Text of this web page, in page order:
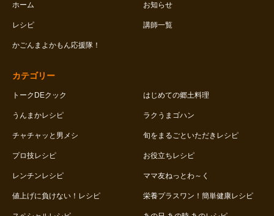
ホーム お知らせ
レシピ 講師一覧
かごんまよかもん応援隊！
カテゴリー
トークDEクック はじめての郷土料理
うんまかレシピ ラクうまゴハン
チャチャッと男メシ 旬をまるごといただきレシピ
プロ技レシピ お役立ちレシピ
レンチンレシピ ママ友ねっとわ～く
値上げに負けない！レシピ 栄養プラスワン！簡単健康レシピ